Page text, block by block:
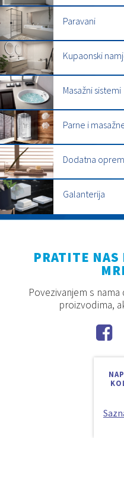
Paravani
Kupaonski
Masažni sistemi
Parne i
Dodatna
Galanterija
PRATITE
Povezivanjem s
proizvodima,